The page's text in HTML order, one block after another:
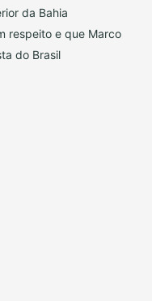
da Bahia
respeito e que Marco
do Brasil